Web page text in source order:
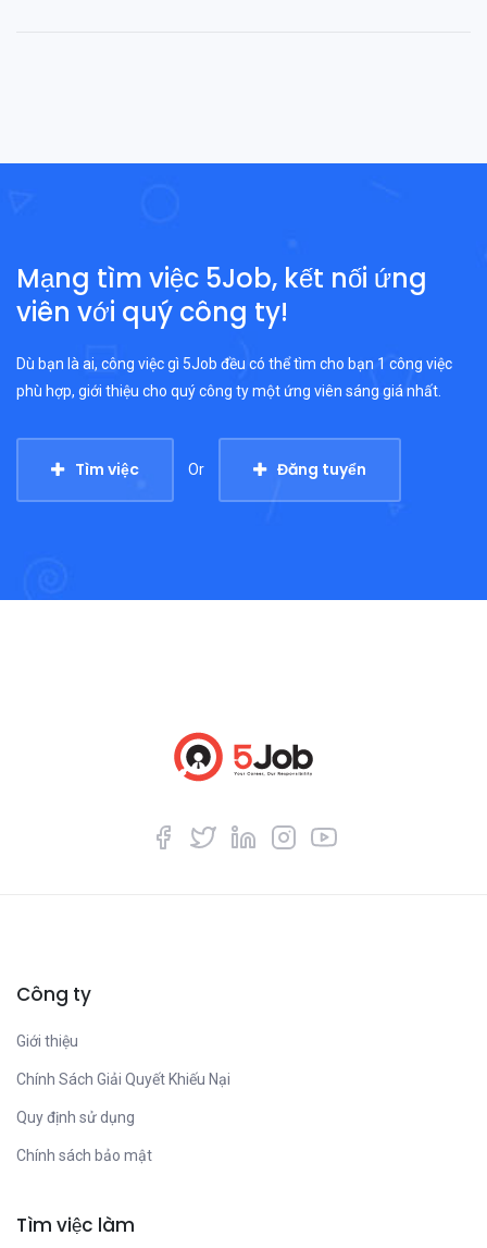
Mạng tìm việc 5Job, kết nối ứng
viên với quý công ty!
Dù bạn là ai, công việc gì 5Job đều có thể tìm cho bạn 1 công việc
phù hợp, giới thiệu cho quý công ty một ứng viên sáng giá nhất.
Tìm việc Or Đăng tuyển
Công ty
Giới thiệu
Chính Sách Giải Quyết Khiếu Nại
Quy định sử dụng
Chính sách bảo mật
Tìm việc làm